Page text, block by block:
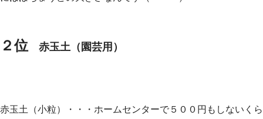
２位 赤玉土（園芸用）
赤玉土（小粒）・・・ホームセンターで５００円もしないくら